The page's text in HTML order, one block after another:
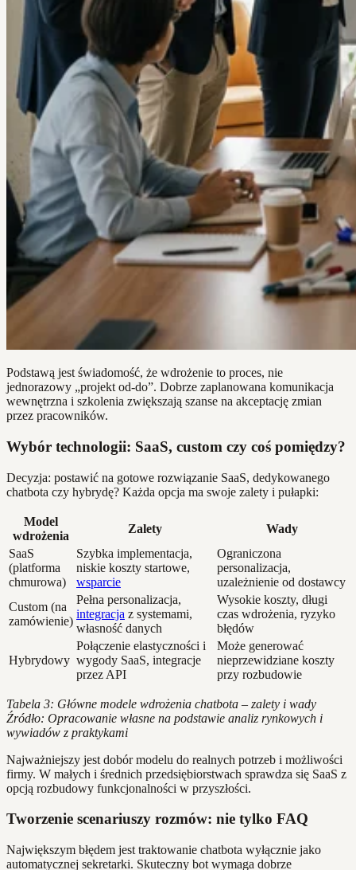
Podstawą jest świadomość, że wdrożenie to proces, nie
jednorazowy „projekt od-do”. Dobrze zaplanowana komunikacja
wewnętrzna i szkolenia zwiększają szanse na akceptację zmian
przez pracowników.
Wybór technologii: SaaS, custom czy coś pomiędzy?
Decyzja: postawić na gotowe rozwiązanie SaaS, dedykowanego
chatbota czy hybrydę? Każda opcja ma swoje zalety i pułapki:
Model
wdrożenia
Zalety
Wady
SaaS
(platforma
chmurowa)
Szybka implementacja,
niskie koszty startowe,
wsparcie
Ograniczona
personalizacja,
uzależnienie od dostawcy
Custom (na
zamówienie)
Pełna personalizacja,
integracja z systemami,
własność danych
Wysokie koszty, długi
czas wdrożenia, ryzyko
błędów
Hybrydowy
Połączenie elastyczności i
wygody SaaS, integracje
przez API
Może generować
nieprzewidziane koszty
przy rozbudowie
Tabela 3: Główne modele wdrożenia chatbota – zalety i wady
Źródło: Opracowanie własne na podstawie analiz rynkowych i
wywiadów z praktykami
Najważniejszy jest dobór modelu do realnych potrzeb i możliwości
firmy. W małych i średnich przedsiębiorstwach sprawdza się SaaS z
opcją rozbudowy funkcjonalności w przyszłości.
Tworzenie scenariuszy rozmów: nie tylko FAQ
Największym błędem jest traktowanie chatbota wyłącznie jako
automatycznej sekretarki. Skuteczny bot wymaga dobrze